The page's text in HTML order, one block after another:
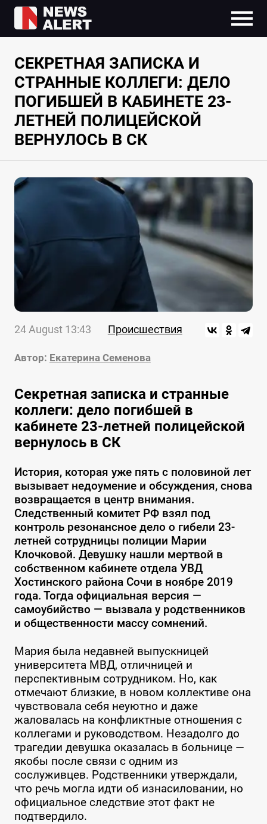
СЕКРЕТНАЯ ЗАПИСКА И
СТРАННЫЕ КОЛЛЕГИ: ДЕЛО
ПОГИБШЕЙ В КАБИНЕТЕ 23-
ЛЕТНЕЙ ПОЛИЦЕЙСКОЙ
ВЕРНУЛОСЬ В СК
24 August 13:43 Происшествия
Автор: Екатерина Семенова
Секретная записка и странные
коллеги: дело погибшей в
кабинете 23-летней полицейской
вернулось в СК
История, которая уже пять с половиной лет
вызывает недоумение и обсуждения, снова
возвращается в центр внимания.
Следственный комитет РФ взял под
контроль резонансное дело о гибели 23-
летней сотрудницы полиции Марии
Клочковой. Девушку нашли мертвой в
собственном кабинете отдела УВД
Хостинского района Сочи в ноябре 2019
года. Тогда официальная версия —
самоубийство — вызвала у родственников
и общественности массу сомнений.
Мария была недавней выпускницей
университета МВД, отличницей и
перспективным сотрудником. Но, как
отмечают близкие, в новом коллективе она
чувствовала себя неуютно и даже
жаловалась на конфликтные отношения с
коллегами и руководством. Незадолго до
трагедии девушка оказалась в больнице —
якобы после связи с одним из
сослуживцев. Родственники утверждали,
что речь могла идти об изнасиловании, но
официальное следствие этот факт не
подтвердило.